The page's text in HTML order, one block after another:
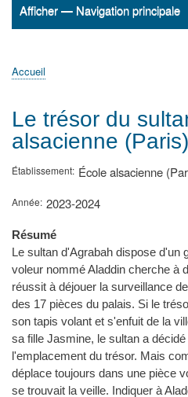
Navigation
Afficher — Navigation principale
Accueil
ActualitésMATh.en.JEANS ?
Régions et Ateliers
Créer, gérer un atelier
Sujets/Publications
Congrès
d'Ariane
Accueil
Le trésor du
alsacienne (Paris)
Établissement École alsacienne
Année 2023-2024
Résumé
Le sultan d'Agrabah dispose d'un
voleur nommé Aladdin cherche à
réussit à déjouer la surveillance
des 17 pièces du palais. Si le
son tapis volant et s'enfuit de la
sa fille Jasmine, le sultan a
l'emplacement du trésor. Mais
déplace toujours dans une pièce
se trouvait la veille. Indiquer à